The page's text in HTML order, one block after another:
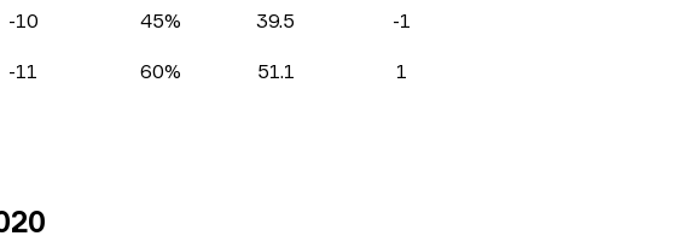
-10 45% 39.5 -1
-11 60% 51.1 1